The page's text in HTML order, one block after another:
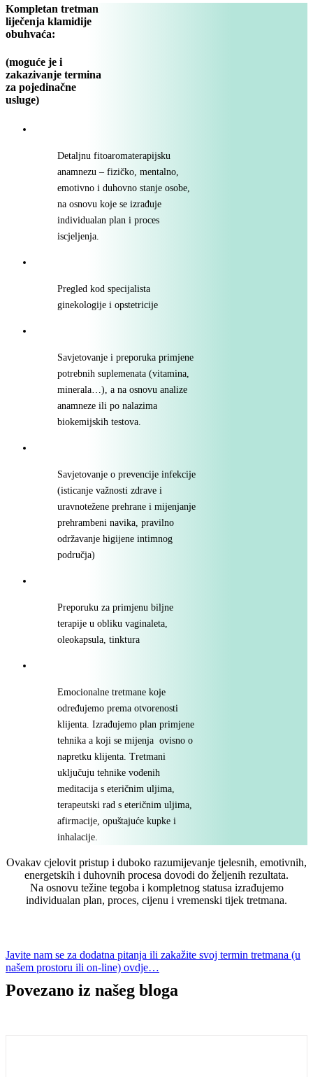
Kompletan tretman
liječenja klamidije
obuhvaća:
(moguće je i
zakazivanje termina
za pojedinačne
usluge)
Detaljnu fitoaromaterapijsku
anamnezu – fizičko, mentalno,
emotivno i duhovno stanje osobe,
na osnovu koje se izrađuje
individualan plan i proces
iscjeljenja.
Pregled kod specijalista
ginekologije i opstetricije
Savjetovanje i preporuka primjene
potrebnih suplemenata (vitamina,
minerala…), a na osnovu analize
anamneze ili po nalazima
biokemijskih testova.
Savjetovanje o prevencije infekcije
(isticanje važnosti zdrave i
uravnotežene prehrane i mijenjanje
prehrambeni navika, pravilno
održavanje higijene intimnog
područja)
Preporuku za primjenu biljne
terapije u obliku vaginaleta,
oleokapsula, tinktura
Emocionalne tretmane koje
određujemo prema otvorenosti
klijenta. Izrađujemo plan primjene
tehnika a koji se mijenja ovisno o
napretku klijenta. Tretmani
uključuju tehnike vođenih
meditacija s eteričnim uljima,
terapeutski rad s eteričnim uljima,
afirmacije, opuštajuće kupke i
inhalacije.
Ovakav cjelovit pristup i duboko razumijevanje tjelesnih, emotivnih,
energetskih i duhovnih procesa dovodi do željenih rezultata.
Na osnovu težine tegoba i kompletnog statusa izrađujemo
individualan plan, proces, cijenu i vremenski tijek tretmana.
Javite nam se za dodatna pitanja ili zakažite svoj termin tretmana (u
našem prostoru ili on-line) ovdje…
Povezano iz našeg bloga